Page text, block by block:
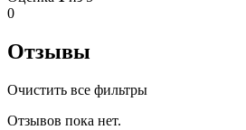
0
Отзывы
Очистить все фильтры
Отзывов пока нет.